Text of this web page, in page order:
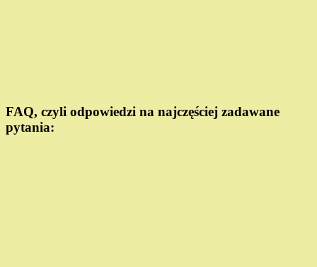
FAQ, czyli odpowiedzi na najczęściej zadawane
pytania: